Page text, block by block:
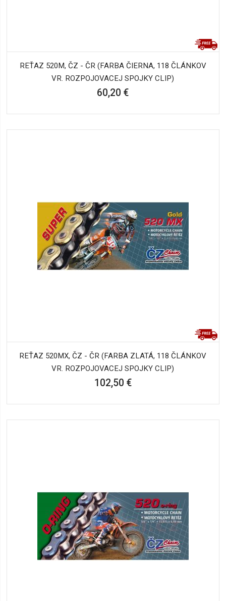
REŤAZ 520M, ČZ - ČR (FARBA ČIERNA, 118 ČLÁNKOV
VR. ROZPOJOVACEJ SPOJKY CLIP)
60,20 €
REŤAZ 520MX, ČZ - ČR (FARBA ZLATÁ, 118 ČLÁNKOV
VR. ROZPOJOVACEJ SPOJKY CLIP)
102,50 €